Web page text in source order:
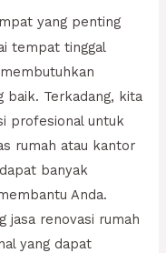
yang penting
tempat tinggal
baik. Terkadang, kita
profesional untuk
rumah atau kantor
banyak
Anda.
jasa renovasi rumah
yang dapat